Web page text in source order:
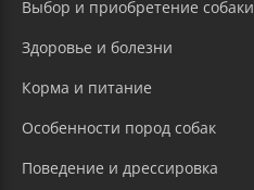
Выбор и приобретение собаки
Здоровье и болезни
Корма и питание
Особенности пород собак
Поведение и дрессировка